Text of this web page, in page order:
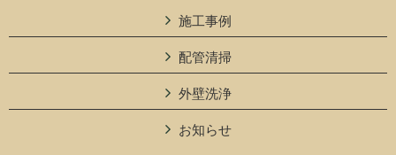
施工事例
配管清掃
外壁洗浄
お知らせ